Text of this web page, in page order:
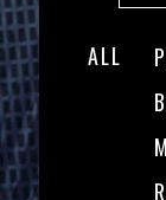
ALL